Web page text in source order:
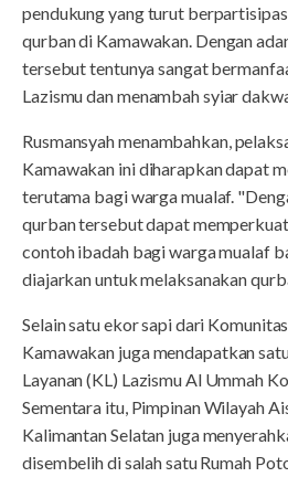
pendukung yang turut
qurban di Kamawakan. Dengan
tersebut tentunya sangat
Lazismu dan menambah syiar
Rusmansyah menambahkan,
Kamawakan ini diharapkan dapat
terutama bagi warga mualaf.
qurban tersebut dapat
contoh ibadah bagi warga mualaf
diajarkan untuk melaksanakan
Selain satu ekor sapi dari
Kamawakan juga mendapatkan
Layanan (KL) Lazismu Al Ummah
Sementara itu, Pimpinan Wilayah
Kalimantan Selatan juga
disembelih di salah satu Rumah